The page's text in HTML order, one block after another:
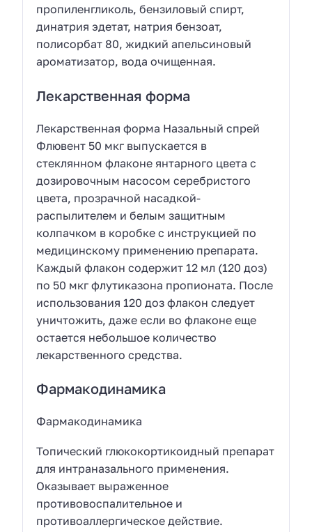
пропиленгликоль, бензиловый спирт,
динатрия эдетат, натрия бензоат,
полисорбат 80, жидкий апельсиновый
ароматизатор, вода очищенная.
Лекарственная форма
Лекарственная форма Назальный спрей
Флювент 50 мкг выпускается в
стеклянном флаконе янтарного цвета с
дозировочным насосом серебристого
цвета, прозрачной насадкой-
распылителем и белым защитным
колпачком в коробке с инструкцией по
медицинскому применению препарата.
Каждый флакон содержит 12 мл (120 доз)
по 50 мкг флутиказона пропионата. После
использования 120 доз флакон следует
уничтожить, даже если во флаконе еще
остается небольшое количество
лекарственного средства.
Фармакодинамика
Фармакодинамика
Топический глюкокортикоидный препарат
для интраназального применения.
Оказывает выраженное
противовоспалительное и
противоаллергическое действие.